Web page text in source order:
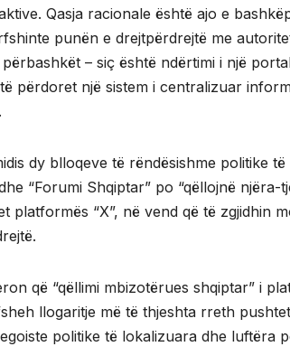
Qasja racionale është ajo e
punën e drejtpërdrejtë me
– siç është ndërtimi i një
përdoret një sistem i centralizuar
dy blloqeve të rëndësishme politike
“Forumi Shqiptar” po “qëllojnë
platformës “X”, në vend që të zgjidhin
që “qëllimi mbizotërues shqiptar” i
llogaritje më të thjeshta rreth
politike të lokalizuara dhe luftëra